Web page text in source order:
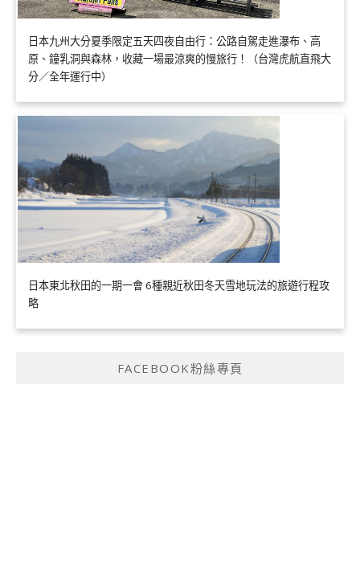
日本九州大分夏季限定五天四夜自由行：公路自駕走進瀑布、高
原、鐘乳洞與森林，收藏一場最涼爽的慢旅行！（台灣虎航直飛大
分／全年運行中）
日本東北秋田的一期一會 6種親近秋田冬天雪地玩法的旅遊行程攻
略
FACEBOOK粉絲專頁